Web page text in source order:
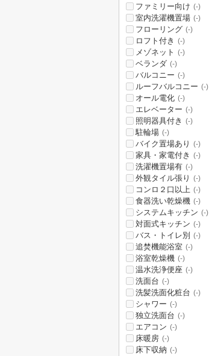
ファミリー向け (-)
室内洗濯機置場 (-)
フローリング (-)
ロフト付き (-)
メゾネット (-)
ベランダ (-)
バルコニー (-)
ルーフバルコニー (-)
オール電化 (-)
エレベーター (-)
照明器具付き (-)
駐輪場 (-)
バイク置場あり (-)
家具・家電付き (-)
洗濯機置場有 (-)
外観タイル張り (-)
コンロ２口以上 (-)
食器洗い乾燥機 (-)
システムキッチン (-)
対面式キッチン (-)
バス・トイレ別 (-)
追焚機能浴室 (-)
浴室乾燥機 (-)
温水洗浄便座 (-)
洗面台 (-)
洗髪洗面化粧台 (-)
シャワー (-)
独立洗面台 (-)
エアコン (-)
床暖房 (-)
床下収納 (-)